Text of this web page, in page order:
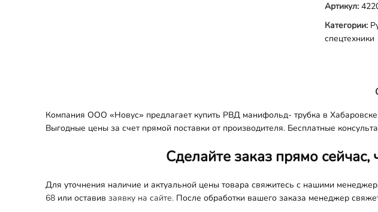
Артикул:
Категории:
спецтехники
Компания ООО «Новус» предлагает купить РВД манифольд- трубка в
Выгодные цены за счет прямой поставки от производителя. Бесплатные
Сделайте заказ прямо
Для уточнения наличие и актуальной цены товара свяжитесь с нашими
68 или оставив заявку на сайте. После обработки вашего заказа менеджер